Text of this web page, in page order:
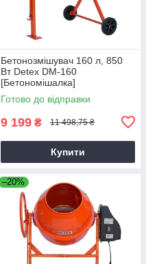
Бетонозмішувач 160 л, 850
Вт Detex DM-160
[Бетономішалка]
Готово до відправки
9 199 ₴ 11 498,75 ₴
Купити
–20%